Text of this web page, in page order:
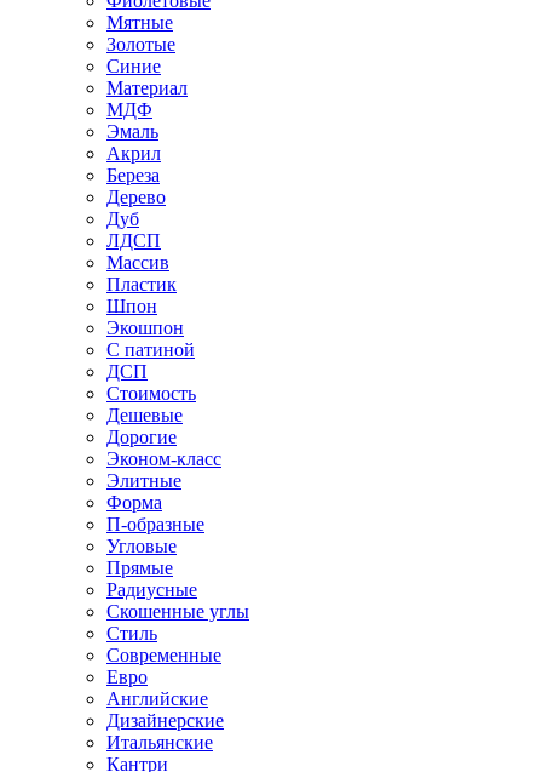
Мятные
Золотые
Синие
Материал
МДФ
Эмаль
Акрил
Береза
Дерево
Дуб
ЛДСП
Массив
Пластик
Шпон
Экошпон
С патиной
ДСП
Стоимость
Дешевые
Дорогие
Эконом-класс
Элитные
Форма
П-образные
Угловые
Прямые
Радиусные
Скошенные углы
Стиль
Современные
Евро
Английские
Дизайнерские
Итальянские
Кантри